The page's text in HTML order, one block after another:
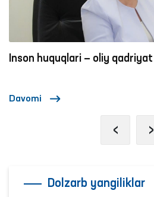
Inson huquqlari — oliy qadriyat
Davomi
‹ ›
Dolzarb yangiliklar